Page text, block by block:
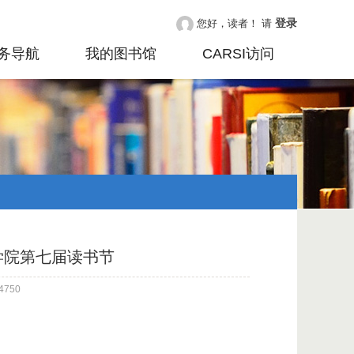
导航 我的图书馆 CARSI访问
您好，读者！ 请 登录
第七届读书节